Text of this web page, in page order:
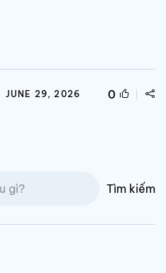
JUNE 29, 2026 0
Tìm kiếm